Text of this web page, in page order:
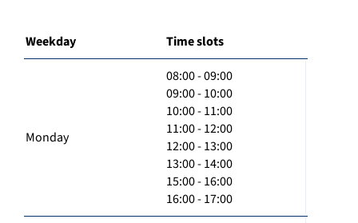
Weekday Time slots
Monday
08:00 - 09:00
09:00 - 10:00
10:00 - 11:00
11:00 - 12:00
12:00 - 13:00
13:00 - 14:00
15:00 - 16:00
16:00 - 17:00